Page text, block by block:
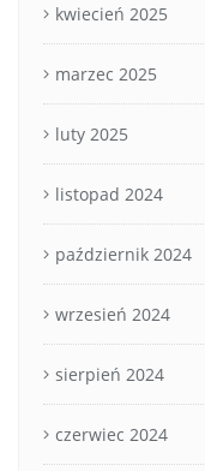
kwiecień 2025
marzec 2025
luty 2025
listopad 2024
październik 2024
wrzesień 2024
sierpień 2024
czerwiec 2024